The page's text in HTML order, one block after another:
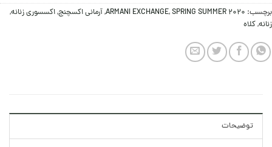
برچسب:
ARMANI EXCHANGE,SPRING SUMMER 2020
,آرمانی اکسچنج,اکسسوری زنانه,
زنانه,کلاه
توضیحات